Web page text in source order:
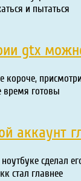
и пытаться
gtx
короче,
время готовы
сделал
стал главнее